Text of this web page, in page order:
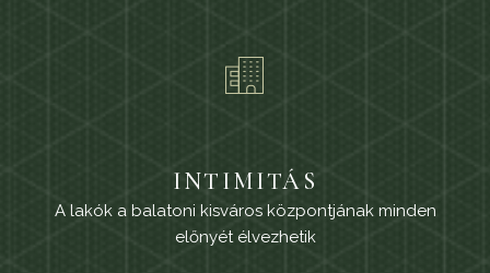
INTIMITÁS
A lakók a balatoni kisváros központjának minden
előnyét élvezhetik